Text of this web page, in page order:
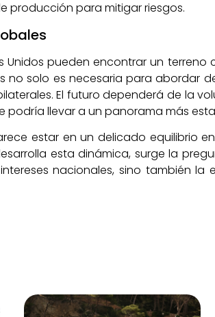
producción para mitigar riesgos.
pueden encontrar un terreno
solo es necesaria para abordar
El futuro dependerá de la
llevar a un panorama más
estar en un delicado equilibrio
esta dinámica, surge la
nacionales, sino también la